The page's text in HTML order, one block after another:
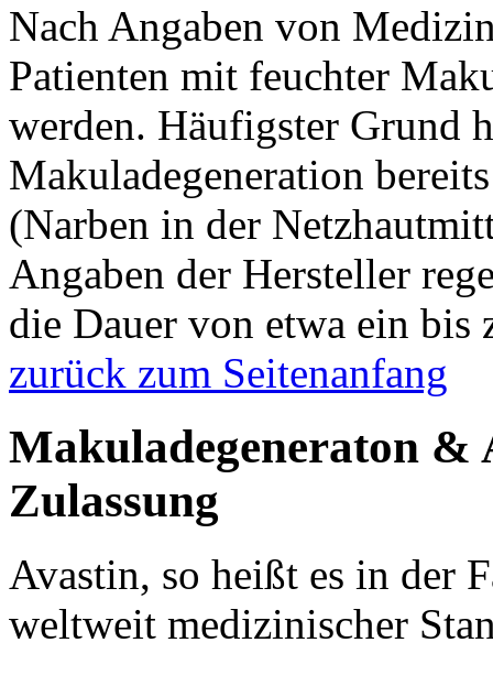
Nach Angaben von
Patienten mit feuchter
werden. Häufigster Grund
Makuladegeneration
(Narben in der
Angaben der Hersteller
die Dauer von etwa ein bis
zurück zum Seitenanfang
Makuladegeneraton &
Zulassung
Avastin, so heißt es in der
weltweit medizinischer